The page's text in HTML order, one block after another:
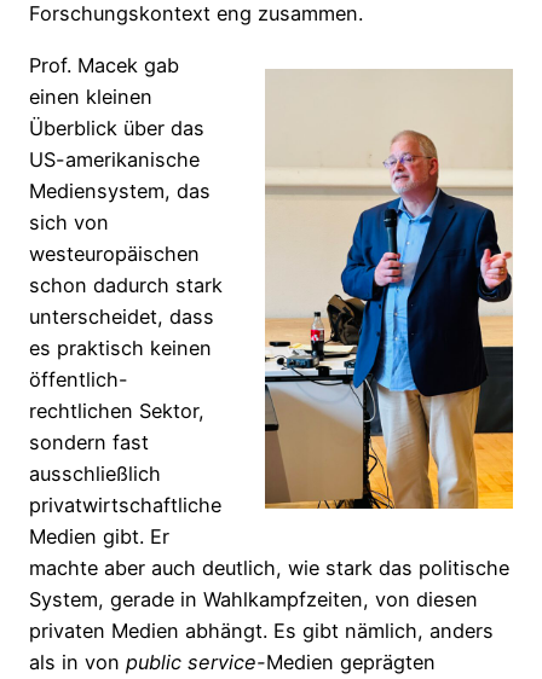
Forschungskontext eng zusammen.
Prof. Macek gab
einen kleinen
Überblick über das
US-amerikanische
Mediensystem, das
sich von
westeuropäischen
schon dadurch stark
unterscheidet, dass
es praktisch keinen
öffentlich-
rechtlichen Sektor,
sondern fast
ausschließlich
privatwirtschaftliche
Medien gibt. Er
machte aber auch deutlich, wie stark das politische
System, gerade in Wahlkampfzeiten, von diesen
privaten Medien abhängt. Es gibt nämlich, anders
als in von public service-Medien geprägten